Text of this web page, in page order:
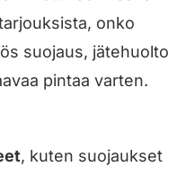
onko
suojaus, jätehuolto
pintaa varten.
, kuten suojaukset